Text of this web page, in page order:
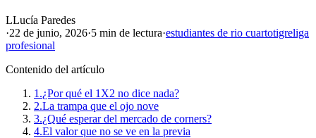
LLucía Paredes
·22 de junio, 2026·5 min de lectura·estudiantes de rio cuartotigreliga
profesional
Contenido del artículo
1.¿Por qué el 1X2 no dice nada?
2.La trampa que el ojo nove
3.¿Qué esperar del mercado de corners?
4.El valor que no se ve en la previa